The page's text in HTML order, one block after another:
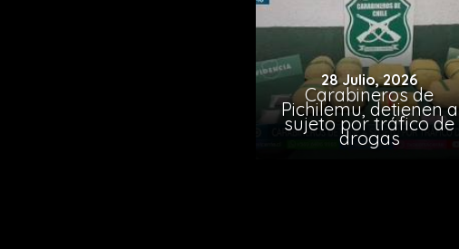
28 Julio, 2026
Carabineros de
Pichilemu, detienen a
sujeto por tráfico de
drogas